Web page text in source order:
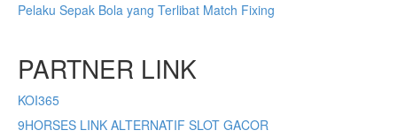
Pelaku Sepak Bola yang Terlibat Match Fixing
PARTNER LINK
KOI365
9HORSES LINK ALTERNATIF SLOT GACOR